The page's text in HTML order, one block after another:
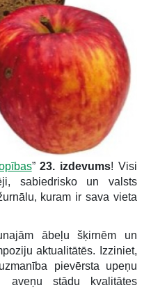
”23. izdevums! Visi
sabiedrisko un valsts
kuram ir sava vieta
ābeļu šķirnēm un
aktualitātēs. Izziniet,
pievērsta upeņu
aveņu stādu kvalitātes